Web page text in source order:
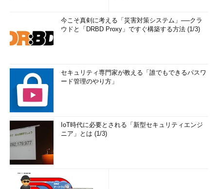
今こそ真剣に考える「災害対策システム」──クラ
ウドと「DRBD Proxy」ですぐ構築する方法 (1/3)
セキュリティ専門家が教える「誰でもできるパスワ
ード管理のやり方」
IoT時代に必要とされる「新型セキュリティエンジ
ニア」とは (1/3)